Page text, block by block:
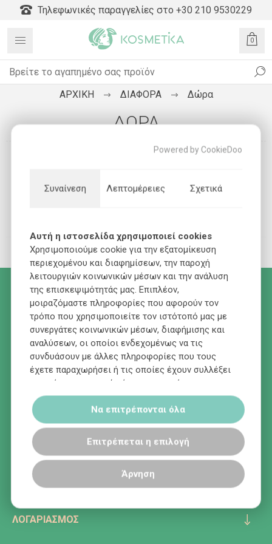
Τηλεφωνικές παραγγελίες στο +30 210 9530229
0
ΑΡΧΙΚΗ ΔΙΑΦΟΡΑ Δώρα
ΔΏΡΑ
ΟΙ ΠΡΟΣΦΟΡΕΣ ΜΑΣ ΣΤΟ EMAIL ΣΑΣ!
ΕΓΓΡΑΦΗ
ΕΠΙΚΟΙΝΩΝΊΑ
ΠΛΗΡΟΦΟΡΊΕΣ
ΛΟΓΑΡΙΑΣΜΌΣ
Powered by CookieDoo
Συναίνεση Λεπτομέρειες Σχετικά
Αυτή η ιστοσελίδα χρησιμοποιεί cookies
Χρησιμοποιούμε cookie για την εξατομίκευση
περιεχομένου και διαφημίσεων, την παροχή
λειτουργιών κοινωνικών μέσων και την ανάλυση
της επισκεψιμότητάς μας. Επιπλέον,
μοιραζόμαστε πληροφορίες που αφορούν τον
τρόπο που χρησιμοποιείτε τον ιστότοπό μας με
συνεργάτες κοινωνικών μέσων, διαφήμισης και
αναλύσεων, οι οποίοι ενδεχομένως να τις
συνδυάσουν με άλλες πληροφορίες που τους
έχετε παραχωρήσει ή τις οποίες έχουν συλλέξει
σε σχέση με την από μέρους σας χρήση των
υπηρεσιών τους.
Άρνηση
Επιτρέπεται η επιλογή
Να επιτρέπονται όλα